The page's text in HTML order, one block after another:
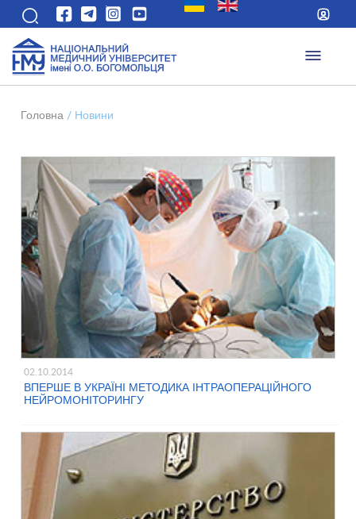
Головна / Новини
02.10.2014
ВПЕРШЕ В УКРАЇНІ МЕТОДИКА ІНТРАОПЕРАЦІЙНОГО
НЕЙРОМОНІТОРИНГУ